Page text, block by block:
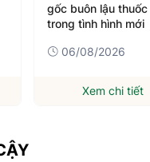
phối hợp chống
thác hải sản bất
06/08/2026
Xem chi